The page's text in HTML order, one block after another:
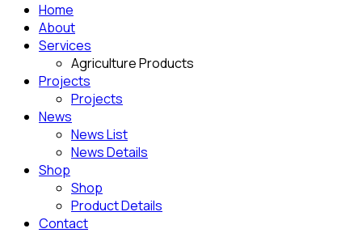
Home
About
Services
Agriculture Products
Projects
Projects
News
News List
News Details
Shop
Shop
Product Details
Contact